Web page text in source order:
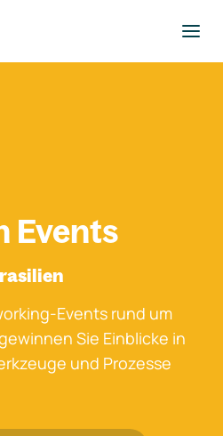
Events
Events rund um
Sie Einblicke in
und Prozesse